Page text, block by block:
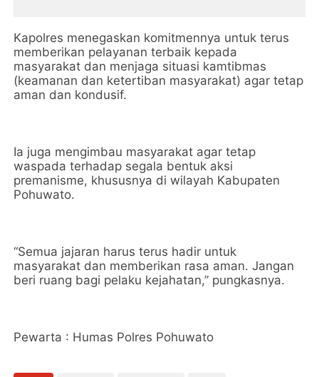
Kapolres menegaskan komitmennya untuk terus
memberikan pelayanan terbaik kepada
masyarakat dan menjaga situasi kamtibmas
(keamanan dan ketertiban masyarakat) agar tetap
aman dan kondusif.
Ia juga mengimbau masyarakat agar tetap
waspada terhadap segala bentuk aksi
premanisme, khususnya di wilayah Kabupaten
Pohuwato.
“Semua jajaran harus terus hadir untuk
masyarakat dan memberikan rasa aman. Jangan
beri ruang bagi pelaku kejahatan,” pungkasnya.
Pewarta : Humas Polres Pohuwato